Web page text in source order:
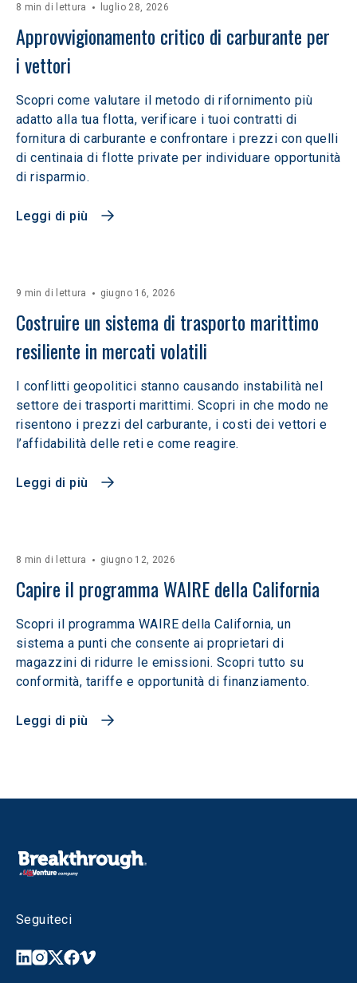
8 min di lettura luglio 28, 2026
Approvvigionamento critico di carburante per
i vettori
Scopri come valutare il metodo di rifornimento più
adatto alla tua flotta, verificare i tuoi contratti di
fornitura di carburante e confrontare i prezzi con quelli
di centinaia di flotte private per individuare opportunità
di risparmio.
Leggi di più
9 min di lettura giugno 16, 2026
Costruire un sistema di trasporto marittimo
resiliente in mercati volatili
I conflitti geopolitici stanno causando instabilità nel
settore dei trasporti marittimi. Scopri in che modo ne
risentono i prezzi del carburante, i costi dei vettori e
l’affidabilità delle reti e come reagire.
Leggi di più
8 min di lettura giugno 12, 2026
Capire il programma WAIRE della California
Scopri il programma WAIRE della California, un
sistema a punti che consente ai proprietari di
magazzini di ridurre le emissioni. Scopri tutto su
conformità, tariffe e opportunità di finanziamento.
Leggi di più
Seguiteci